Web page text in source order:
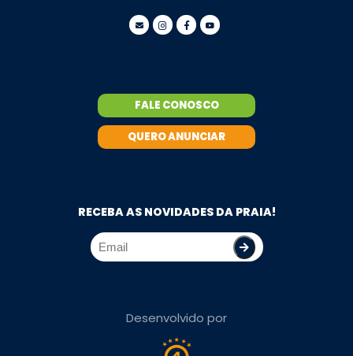
FALE CONOSCO
QUERO ANUNCIAR
RECEBA AS NOVIDADES DA PRAIA!
Desenvolvido por